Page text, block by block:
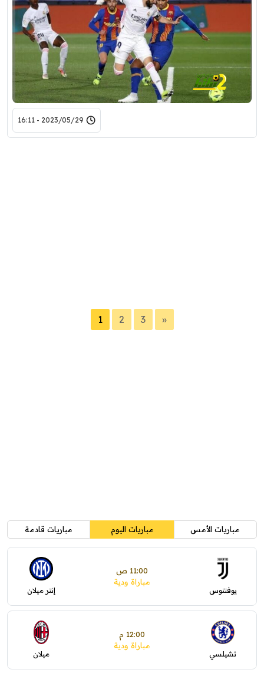
2023/05/29 - 16:11
1 2 3 »
مباريات الأمس مباريات اليوم مباريات قادمة
يوفنتوس
11:00 ص
مباراة ودية
إنتر ميلان
تشيلسي
12:00 م
مباراة ودية
ميلان